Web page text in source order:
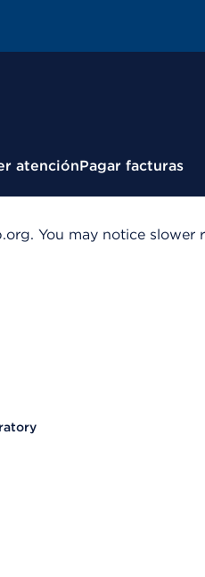
atenciónPagar facturas
You may notice